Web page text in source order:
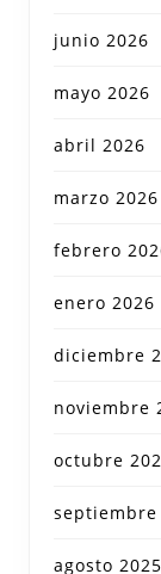
junio 2026
mayo 2026
abril 2026
marzo 2026
febrero
enero 2026
diciembre
noviembre
octubre
septiembre
agosto 2025